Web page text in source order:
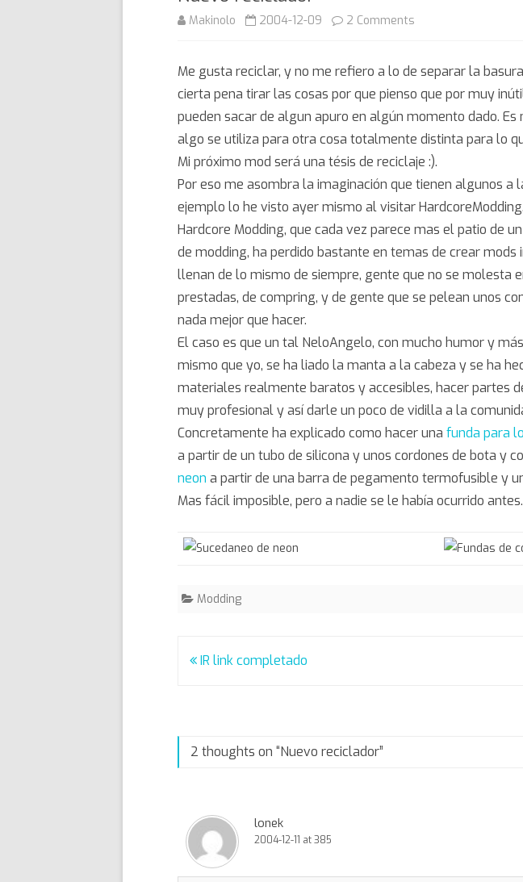
Makinolo 2004-12-09 2 Comments
reciclador
Me gusta reciclar, y no me refiero a lo de separar la
cierta pena tirar las cosas por que pienso que por muy
pueden sacar de algun apuro en algún momento dado.
algo se utiliza para otra cosa totalmente distinta para lo
Mi próximo mod será una tésis de reciclaje :).
Por eso me asombra la imaginación que tienen algunos a
ejemplo lo he visto ayer mismo al visitar HardcoreModding.
Hardcore Modding, que cada vez parece mas el patio de
de modding, ha perdido bastante en temas de crear
llenan de lo mismo de siempre, gente que no se molesta
prestadas, de compring, y de gente que se pelean unos
nada mejor que hacer.
El caso es que un tal NeloAngelo, con mucho humor y
mismo que yo, se ha liado la manta a la cabeza y se ha
materiales realmente baratos y accesibles, hacer partes
muy profesional y así darle un poco de vidilla a la
Concretamente ha explicado como hacer una funda para
a partir de un tubo de silicona y unos cordones de bota y
neon a partir de una barra de pegamento termofusible y
Mas fácil imposible, pero a nadie se le había ocurrido antes.
Modding
Post
IR link completado
2 thoughts on “Nuevo reciclador”
lonek
2004-12-11 at 385